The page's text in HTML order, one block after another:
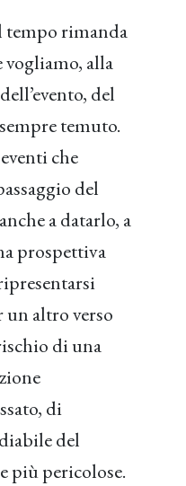
tempo rimanda
vogliamo, alla
del
temuto.
che
del
a datarlo, a
prospettiva
un altro verso
di una
di
del
più pericolose.